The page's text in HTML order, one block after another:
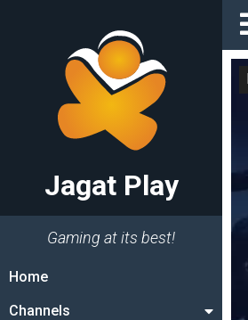
Jagat Play
Gaming at its best!
Home
Channels